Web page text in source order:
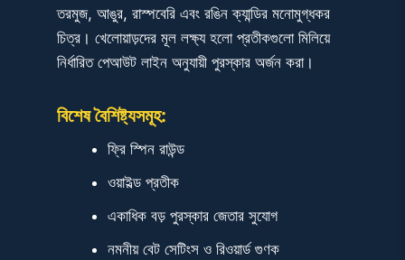
তরমুজ, আঙুর, রাস্পবেরি এবং রঙিন ক্যান্ডির মনোমুগ্ধকর
চিত্র। খেলোয়াড়দের মূল লক্ষ্য হলো প্রতীকগুলো মিলিয়ে
নির্ধারিত পেআউট লাইন অনুযায়ী পুরস্কার অর্জন করা।
বিশেষ বৈশিষ্ট্যসমূহ:
ফ্রি স্পিন রাউন্ড
ওয়াইল্ড প্রতীক
একাধিক বড় পুরস্কার জেতার সুযোগ
নমনীয় বেট সেটিংস ও রিওয়ার্ড গুণক